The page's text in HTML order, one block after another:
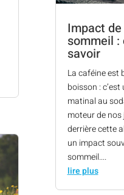
Impact
sommeil :
savoir
La caféine est
boisson :
matinal au
moteur de
derrière cette
un impact
sommeil....
lire plus